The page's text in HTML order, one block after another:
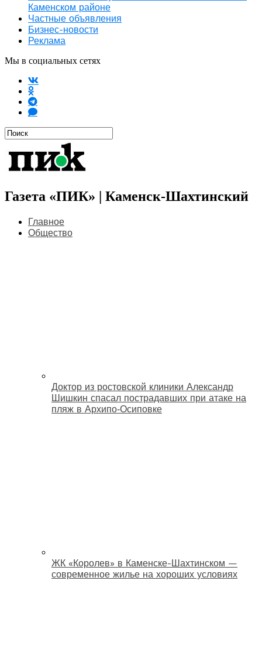
Каменском районе
Частные объявления
Бизнес-новости
Реклама
Мы в социальных сетях
Газета «ПИК» | Каменск-Шахтинский
Главное
Общество
Доктор из ростовской клиники Александр
Шишкин спасал пострадавших при атаке на
пляж в Архипо‑Осиповке
ЖК «Королев» в Каменске-Шахтинском —
современное жилье на хороших условиях